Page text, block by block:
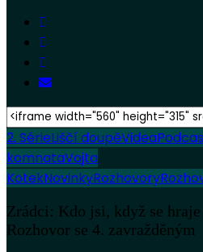
2. SérieLiščí doupěVidea
komnataVojta
KotekNovinkyRozhovory
Zrádci: Kdo jsi, když se hraje
Rozhovor se 4. zavražděným